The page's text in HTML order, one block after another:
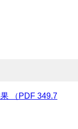
（PDF 349.7